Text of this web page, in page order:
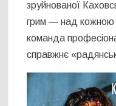
зруйнованої
грим — над кожною
команда
справжнє